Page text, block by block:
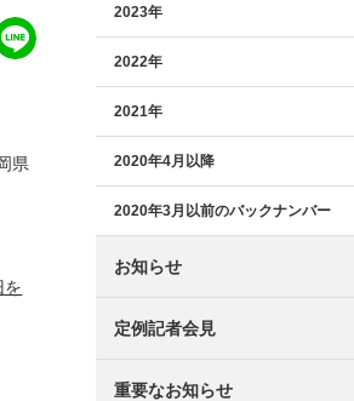
県
を
2023年
2022年
2021年
2020年4月以降
2020年3月以前のバックナンバー
お知らせ
定例記者会見
重要なお知らせ